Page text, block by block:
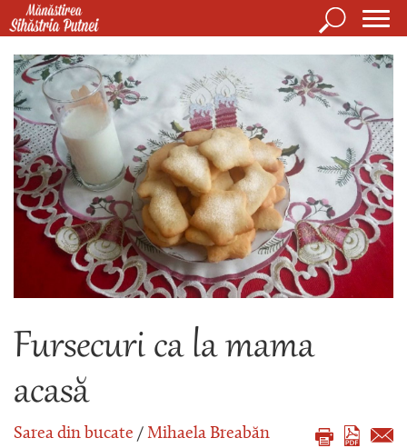
Mergi la conţinutul principal
de
Căutare
Fursecuri ca la mama
acasă
Sarea din bucate / Mihaela Breabăn